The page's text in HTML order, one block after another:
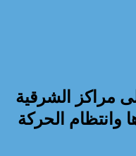
مراكز الشرقية
وانتظام الحركة